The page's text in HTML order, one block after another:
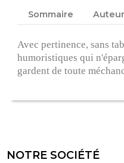
Sommaire
Avec pertinence, sans
humoristiques qui
gardent de toute
NOTRE SOCIÉTÉ